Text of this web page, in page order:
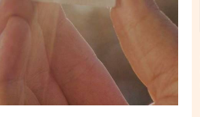
«La mia vita è rovinata». Investitori
in preda al panico dopo lo scoppio